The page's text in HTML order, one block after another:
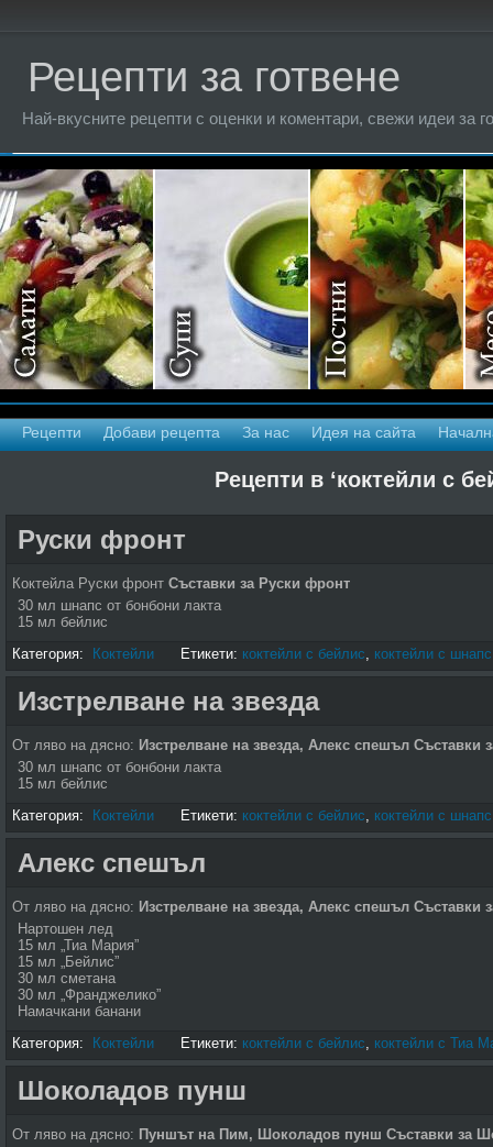
Рецепти за готвене
Най-вкусните рецепти с оценки и коментари, свежи идеи за
Рецепти Добави рецепта За нас Идея на сайта
Рецепти в ‘коктейли с
Руски фронт
Коктейла Руски фронт Съставки за Руски фронт
30 мл шнапс от бонбони лакта
15 мл бейлис
Категория:
Коктейли Етикети: коктейли с бейлис, коктейли с шнапс
Изстрелване на звезда
От ляво на дясно: Изстрелване на звезда, Алекс спешъл Съставки
30 мл шнапс от бонбони лакта
15 мл бейлис
Категория:
Коктейли Етикети: коктейли с бейлис, коктейли с шнапс
Алекс спешъл
От ляво на дясно: Изстрелване на звезда, Алекс спешъл Съставки
Нартошен лед
15 мл „Тиа Мария”
15 мл „Бейлис”
30 мл сметана
30 мл „Франджелико”
Намачкани банани
Категория:
Коктейли Етикети: коктейли с бейлис, коктейли с Тиа
Шоколадов пунш
От ляво на дясно: Пуншът на Пим, Шоколадов пунш Съставки за